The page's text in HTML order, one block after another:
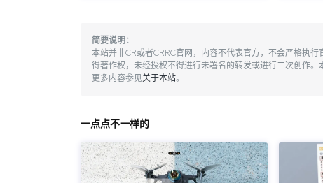
简要说明：
本站并非CR或者CRRC官网，内容不代表官方，不会严格执
得著作权，未经授权不得进行未署名的转发或进行二次创作
更多内容参见关于本站。
一点点不一样的